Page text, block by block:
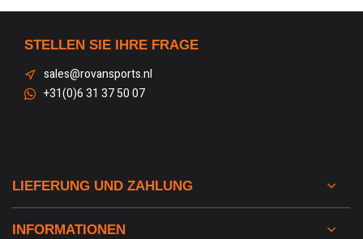
STELLEN SIE IHRE FRAGE
sales@rovansports.nl
+31(0)6 31 37 50 07
LIEFERUNG UND ZAHLUNG
INFORMATIONEN